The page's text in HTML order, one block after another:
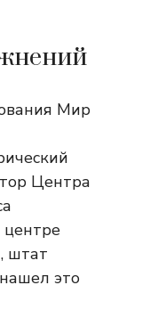
Мир
Центра
штат
это